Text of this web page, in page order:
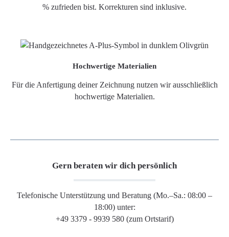
% zufrieden bist. Korrekturen sind inklusive.
Hochwertige Materialien
Für die Anfertigung deiner Zeichnung nutzen wir ausschließlich
hochwertige Materialien.
Gern beraten wir dich persönlich
Telefonische Unterstützung und Beratung (Mo.–Sa.: 08:00 –
18:00) unter:
+49 3379 - 9939 580 (zum Ortstarif)